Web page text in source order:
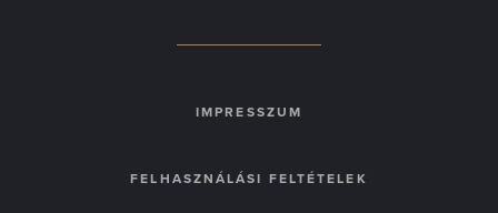
IMPRESSZUM
FELHASZNÁLÁSI FELTÉTELEK